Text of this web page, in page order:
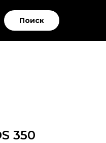
Поиск
350